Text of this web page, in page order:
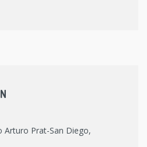
Arturo Prat-San Diego,